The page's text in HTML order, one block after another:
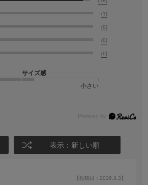
(1)
(0)
(0)
(0)
サイズ感
小さい
表示：新しい順
【投稿日：2026.3.3】